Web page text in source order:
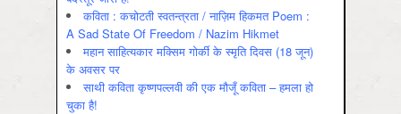
कविता : कचोटती स्वतन्त्रता / नाज़िम हिकमत Poem :
A Sad State Of Freedom / Nazim Hikmet
महान साहित्यकार मक्सिम गोर्की के स्मृति दिवस (18 जून)
के अवसर पर
साथी कविता कृष्णपल्लवी की एक मौजूँ कविता – हमला हो
चुका है!